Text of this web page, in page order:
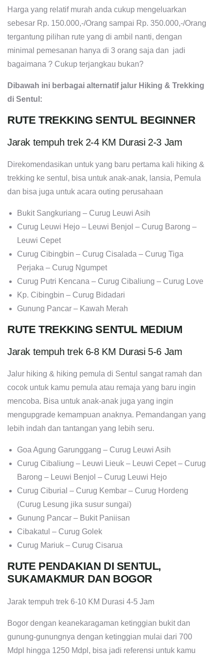
Harga yang relatif murah anda cukup mengeluarkan
sebesar Rp. 150.000,-/Orang sampai Rp. 350.000,-/Orang
tergantung pilihan rute yang di ambil nanti, dengan
minimal pemesanan hanya di 3 orang saja dan jadi
bagaimana ? Cukup terjangkau bukan?
Dibawah ini berbagai alternatif jalur Hiking & Trekking
di Sentul:
RUTE TREKKING SENTUL BEGINNER
Jarak tempuh trek 2-4 KM Durasi 2-3 Jam
Direkomendasikan untuk yang baru pertama kali hiking &
trekking ke sentul, bisa untuk anak-anak, lansia, Pemula
dan bisa juga untuk acara outing perusahaan
Bukit Sangkuriang – Curug Leuwi Asih
Curug Leuwi Hejo – Leuwi Benjol – Curug Barong –
Leuwi Cepet
Curug Cibingbin – Curug Cisalada – Curug Tiga
Perjaka – Curug Ngumpet
Curug Putri Kencana – Curug Cibaliung – Curug Love
Kp. Cibingbin – Curug Bidadari
Gunung Pancar – Kawah Merah
RUTE TREKKING SENTUL MEDIUM
Jarak tempuh trek 6-8 KM Durasi 5-6 Jam
Jalur hiking & hiking pemula di Sentul sangat ramah dan
cocok untuk kamu pemula atau remaja yang baru ingin
mencoba. Bisa untuk anak-anak juga yang ingin
mengupgrade kemampuan anaknya. Pemandangan yang
lebih indah dan tantangan yang lebih seru.
Goa Agung Garunggang – Curug Leuwi Asih
Curug Cibaliung – Leuwi Lieuk – Leuwi Cepet – Curug
Barong – Leuwi Benjol – Curug Leuwi Hejo
Curug Ciburial – Curug Kembar – Curug Hordeng
(Curug Lesung jika susur sungai)
Gunung Pancar – Bukit Paniisan
Cibakatul – Curug Golek
Curug Mariuk – Curug Cisarua
RUTE PENDAKIAN DI SENTUL,
SUKAMAKMUR DAN BOGOR
Jarak tempuh trek 6-10 KM Durasi 4-5 Jam
Bogor dengan keanekaragaman ketinggian bukit dan
gunung-gunungnya dengan ketinggian mulai dari 700
Mdpl hingga 1250 Mdpl, bisa jadi referensi untuk kamu